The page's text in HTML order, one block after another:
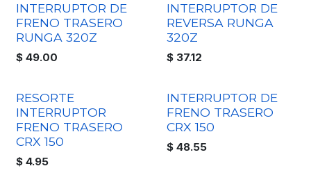
INTERRUPTOR DE
FRENO TRASERO
RUNGA 320Z
$ 49.00
INTERRUPTOR DE
REVERSA RUNGA
320Z
$ 37.12
RESORTE
INTERRUPTOR
FRENO TRASERO
CRX 150
$ 4.95
INTERRUPTOR DE
FRENO TRASERO
CRX 150
$ 48.55